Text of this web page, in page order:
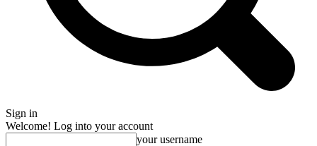
Sign in
Welcome! Log into your account
your username